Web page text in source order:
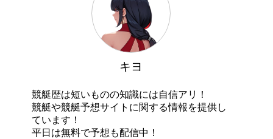
キヨ
競艇歴は短いものの知識には自信アリ！
競艇や競艇予想サイトに関する情報を提供し
ています！
平日は無料で予想も配信中！